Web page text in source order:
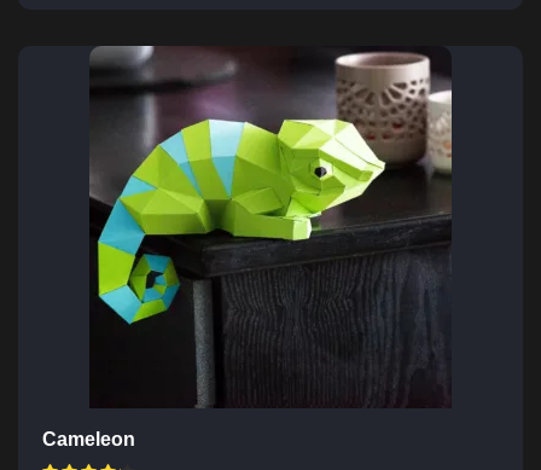
Cameleon